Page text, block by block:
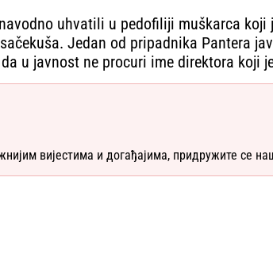
uhvatili u pedofiliji muškarca
Jedan od pripadnika Pantera
u javnost ne procuri ime direktora koji
вијестима и догађајима, придружите се